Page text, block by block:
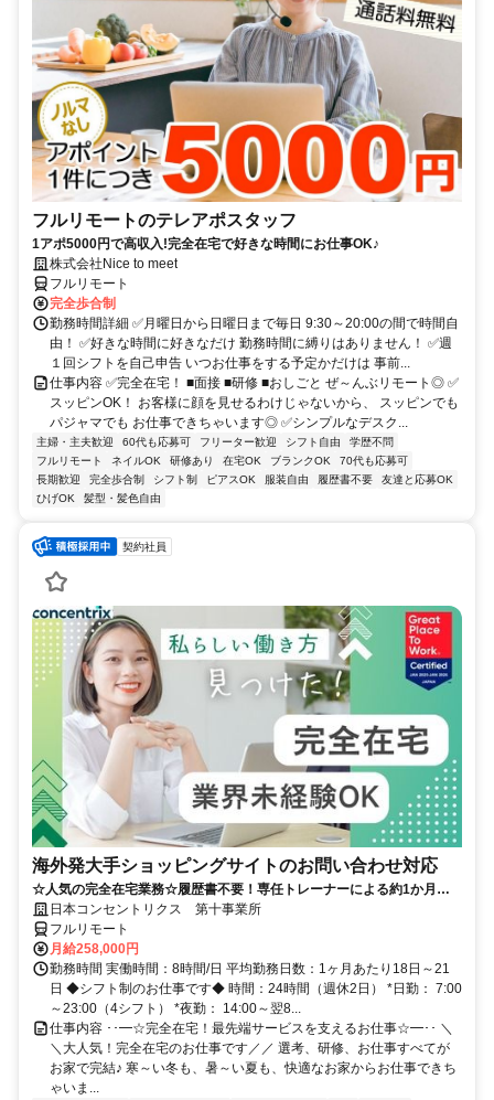
フルリモートのテレアポスタッフ
1アポ5000円で高収入!完全在宅で好きな時間にお仕事OK♪
株式会社Nice to meet
フルリモート
完全歩合制
勤務時間詳細 ✅月曜日から日曜日まで毎日 9:30～20:00の間で時間自
由！ ✅好きな時間に好きなだけ 勤務時間に縛りはありません！ ✅週
１回シフトを自己申告 いつお仕事をする予定かだけは 事前...
仕事内容 ✅完全在宅！ ■面接 ■研修 ■おしごと ぜ～んぶリモート◎ ✅
スッピンOK！ お客様に顔を見せるわけじゃないから、 スッピンでも
パジャマでも お仕事できちゃいます◎ ✅シンプルなデスク...
主婦・主夫歓迎 60代も応募可 フリーター歓迎 シフト自由
学歴不問
フルリモート
ネイルOK 研修あり 在宅OK ブランクOK
70代も応募可
長期歓迎
完全歩合制 シフト制 ピアスOK 服装自由 履歴書不要
友達と応募OK
ひげOK
髪型・髪色自由
契約社員
海外発大手ショッピングサイトのお問い合わせ対応
☆人気の完全在宅業務☆履歴書不要！専任トレーナーによる約1か月の
研修で、業界未経験の方も安心！
日本コンセントリクス 第十事業所
フルリモート
月給258,000円
勤務時間 実働時間：8時間/日 平均勤務日数：1ヶ月あたり18日～21
日 ◆シフト制のお仕事です◆ 時間：24時間（週休2日） *日勤： 7:00
～23:00（4シフト） *夜勤： 14:00～翌8...
仕事内容 ･･━☆完全在宅！最先端サービスを支えるお仕事☆━･･ ＼
＼大人気！完全在宅のお仕事です／／ 選考、研修、お仕事すべてが
お家で完結♪ 寒～い冬も、暑～い夏も、快適なお家からお仕事できち
ゃいま...